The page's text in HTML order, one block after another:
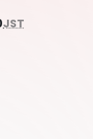
JST